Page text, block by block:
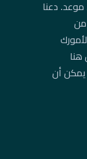
موعد. دعنا
من
هنا
يمكن أن